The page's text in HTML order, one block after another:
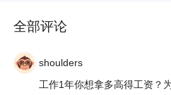
全部评论
shoulders
工作1年你想拿多高得工资？